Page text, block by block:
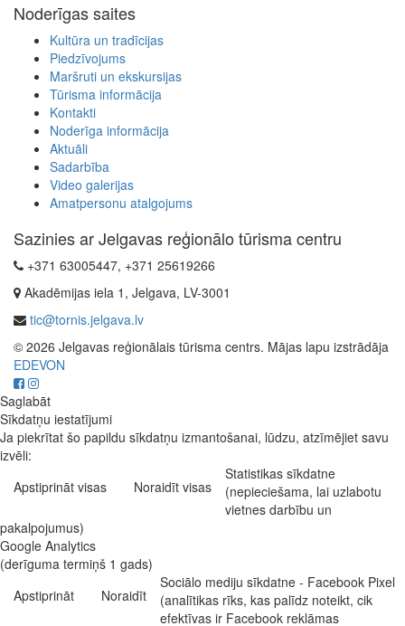
Noderīgas saites
Kultūra un tradīcijas
Piedzīvojums
Maršruti un ekskursijas
Tūrisma informācija
Kontakti
Noderīga informācija
Aktuāli
Sadarbība
Video galerijas
Amatpersonu atalgojums
Sazinies ar Jelgavas reģionālo tūrisma centru
+371 63005447, +371 25619266
Akadēmijas iela 1, Jelgava, LV-3001
tic@tornis.jelgava.lv
© 2026 Jelgavas reģionālais tūrisma centrs. Mājas lapu izstrādāja
EDEVON
Saglabāt
Sīkdatņu iestatījumi
Ja piekrītat šo papildu sīkdatņu izmantošanai, lūdzu, atzīmējiet savu
izvēli:
Apstiprināt visas
Noraidīt visas
Statistikas sīkdatne
(nepieciešama, lai uzlabotu
vietnes darbību un
pakalpojumus)
Google Analytics
(derīguma termiņš 1 gads)
Apstiprināt
Noraidīt
Sociālo mediju sīkdatne - Facebook Pixel
(analītikas rīks, kas palīdz noteikt, cik
efektīvas ir Facebook reklāmas